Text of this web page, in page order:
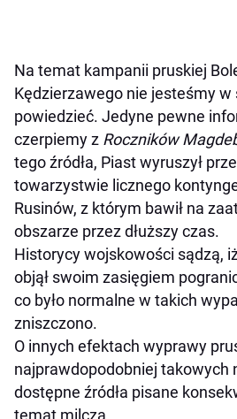
Na temat kampanii pruskiej
Kędzierzawego nie jesteśmy
powiedzieć. Jedyne pewne
czerpiemy z Roczników
tego źródła, Piast wyruszył
towarzystwie licznego
Rusinów, z którym bawił na
obszarze przez dłuższy czas.
Historycy wojskowości sądzą,
objął swoim zasięgiem
co było normalne w takich
zniszczono.
O innych efektach wyprawy
najprawdopodobniej takowych
dostępne źródła pisane